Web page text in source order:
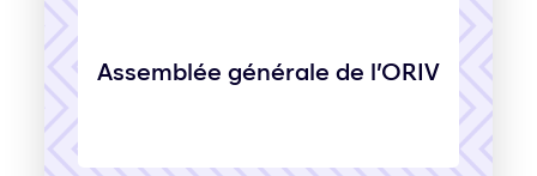
Assemblée générale de l’ORIV